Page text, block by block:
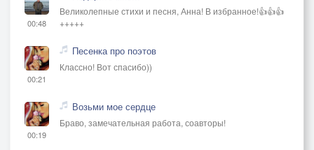
00:48
Великолепные стихи и песня, Анна! В избранное!👍👍👍
+++++
00:21
Песенка про поэтов
Классно! Вот спасибо))
00:19
Возьми мое сердце
Браво, замечательная работа, соавторы!